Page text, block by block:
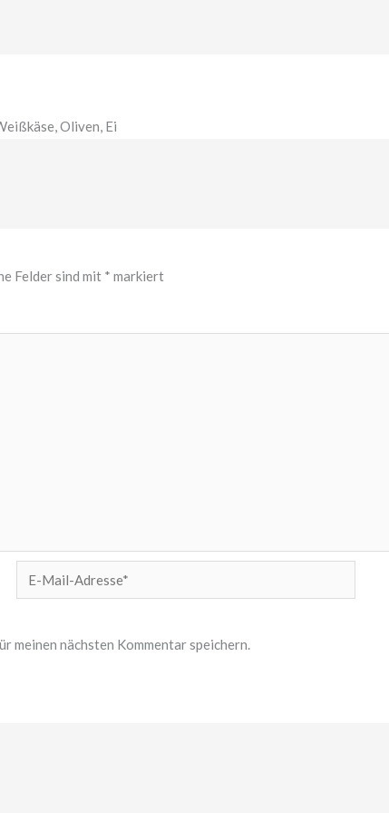
Oliven, Ei
Felder sind mit * markiert
E-
Mail-
meinen nächsten Kommentar speichern.